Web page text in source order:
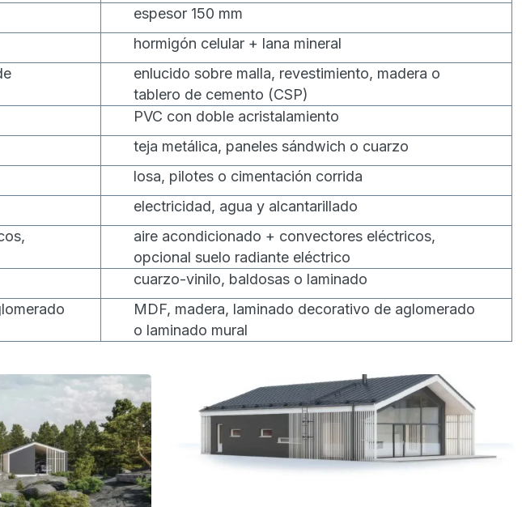
espesor 150 mm
hormigón celular + lana mineral
enlucido sobre malla, revestimiento, madera o
tablero de cemento (CSP)
PVC con doble acristalamiento
teja metálica, paneles sándwich o cuarzo
losa, pilotes o cimentación corrida
electricidad, agua y alcantarillado
aire acondicionado + convectores eléctricos,
opcional suelo radiante eléctrico
cuarzo-vinilo, baldosas o laminado
MDF, madera, laminado decorativo de aglomerado
o laminado mural